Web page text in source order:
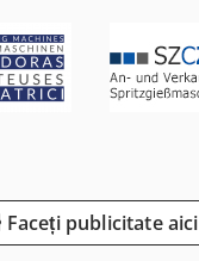
Faceți publicitate aici